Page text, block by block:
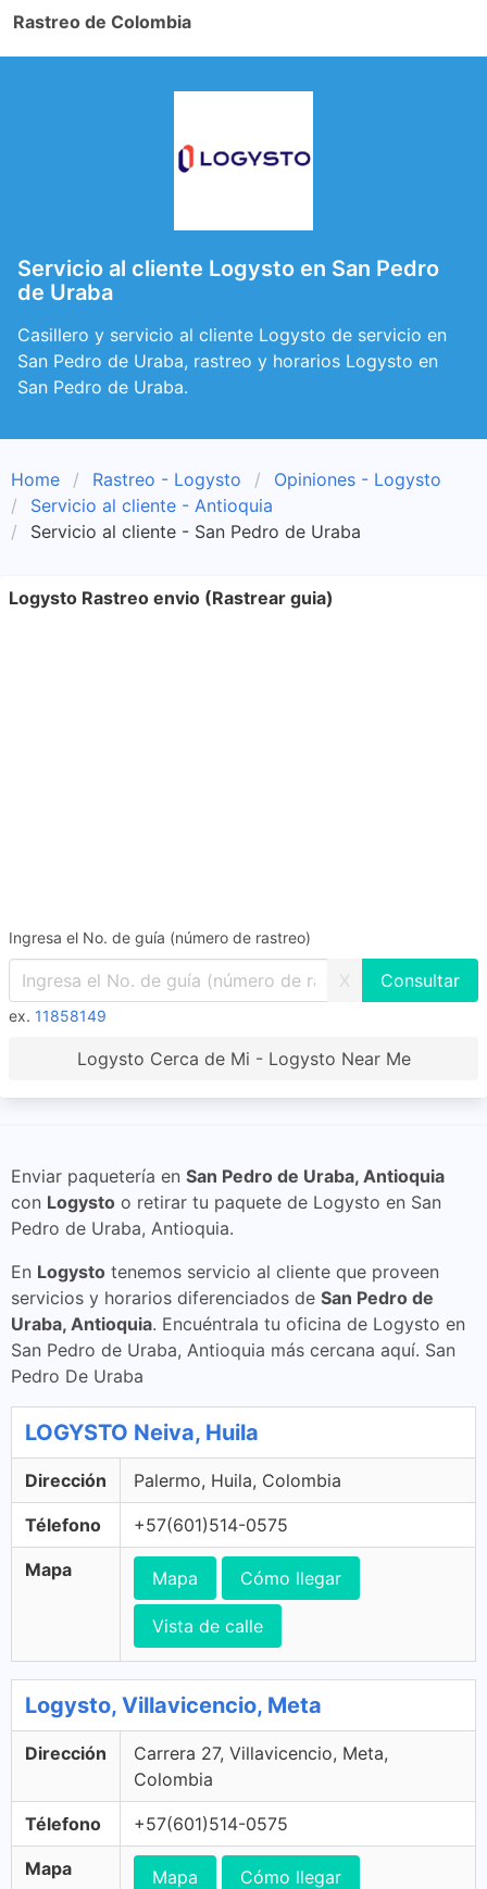
Rastreo de Colombia
Servicio al cliente Logysto en San Pedro
de Uraba
Casillero y servicio al cliente Logysto de servicio en
San Pedro de Uraba, rastreo y horarios Logysto en
San Pedro de Uraba.
Home Rastreo - Logysto
Opiniones - Logysto
Servicio al cliente - Antioquia
Servicio al cliente - San Pedro de Uraba
Logysto Rastreo envio (Rastrear guia)
Ingresa el No. de guía (número de rastreo)
X
ex. 11858149
Logysto Cerca de Mi - Logysto Near Me
Enviar paquetería en San Pedro de Uraba, Antioquia
con Logysto o retirar tu paquete de Logysto en San
Pedro de Uraba, Antioquia.
En Logysto tenemos servicio al cliente que proveen
servicios y horarios diferenciados de San Pedro de
Uraba, Antioquia. Encuéntrala tu oficina de Logysto en
San Pedro de Uraba, Antioquia más cercana aquí. San
Pedro De Uraba
LOGYSTO Neiva, Huila
Dirección Palermo, Huila, Colombia
Télefono +57(601)514-0575
Mapa Mapa Cómo llegar
Vista de calle
Logysto, Villavicencio, Meta
Dirección
Carrera 27, Villavicencio, Meta,
Colombia
Télefono +57(601)514-0575
Mapa Mapa Cómo llegar